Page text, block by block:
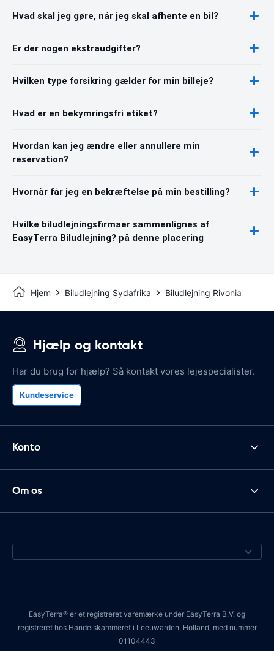
Hvad skal jeg gøre, når jeg skal afhente en bil?
Er der nogen ekstraudgifter?
Hvilken type forsikring gælder for min billeje?
Hvad er en bekymringsfri etiket?
Hvordan kan jeg ændre eller annullere min
reservation?
Hvornår får jeg en bekræftelse på min bestilling?
Hvilke biludlejningsfirmaer sammenlignes af
EasyTerra Biludlejning? på denne placering
Hjem Biludlejning Sydafrika Biludlejning Rivonia
Hjælp og kontakt
Har du brug for hjælp? Så kontakt vores lejespecialister.
Kundeservice
Konto
Om os
EasyTerra® er et registreret varemærke under EasyTerra B.V. og
registreret hos Handelskammeret i Leeuwarden, Holland, med nummer
01104443